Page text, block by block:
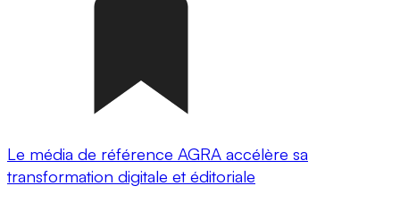
Le média de référence AGRA accélère sa
transformation digitale et éditoriale